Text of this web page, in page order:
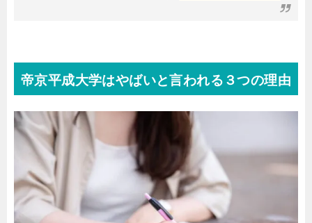
帝京平成大学はやばいと言われる３つの理由